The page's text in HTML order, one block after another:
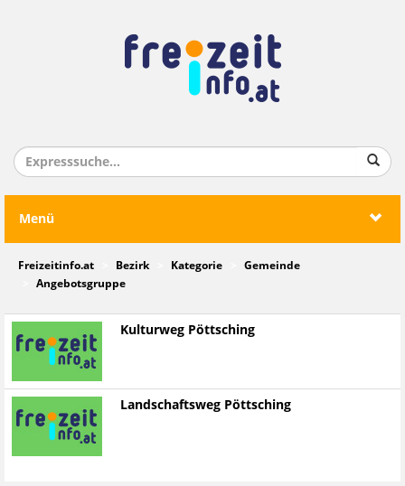
Menü
Freizeitinfo.at Bezirk Kategorie
Gemeinde
Angebotsgruppe
Kulturweg Pöttsching
Landschaftsweg Pöttsching